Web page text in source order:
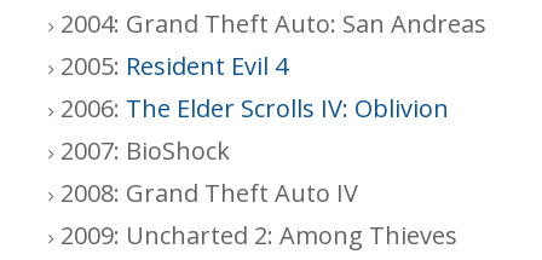
2004: Grand Theft Auto: San Andreas
2005: Resident Evil 4
2006: The Elder Scrolls IV: Oblivion
2007: BioShock
2008: Grand Theft Auto IV
2009: Uncharted 2: Among Thieves